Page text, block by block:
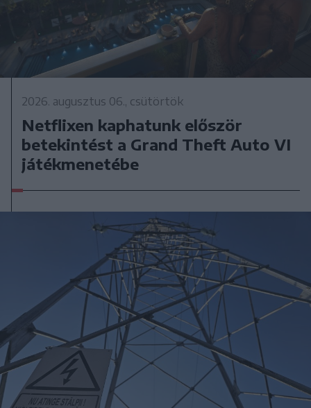
2026. augusztus 06., csütörtök
Netflixen kaphatunk először
betekintést a Grand Theft Auto VI
játékmenetébe